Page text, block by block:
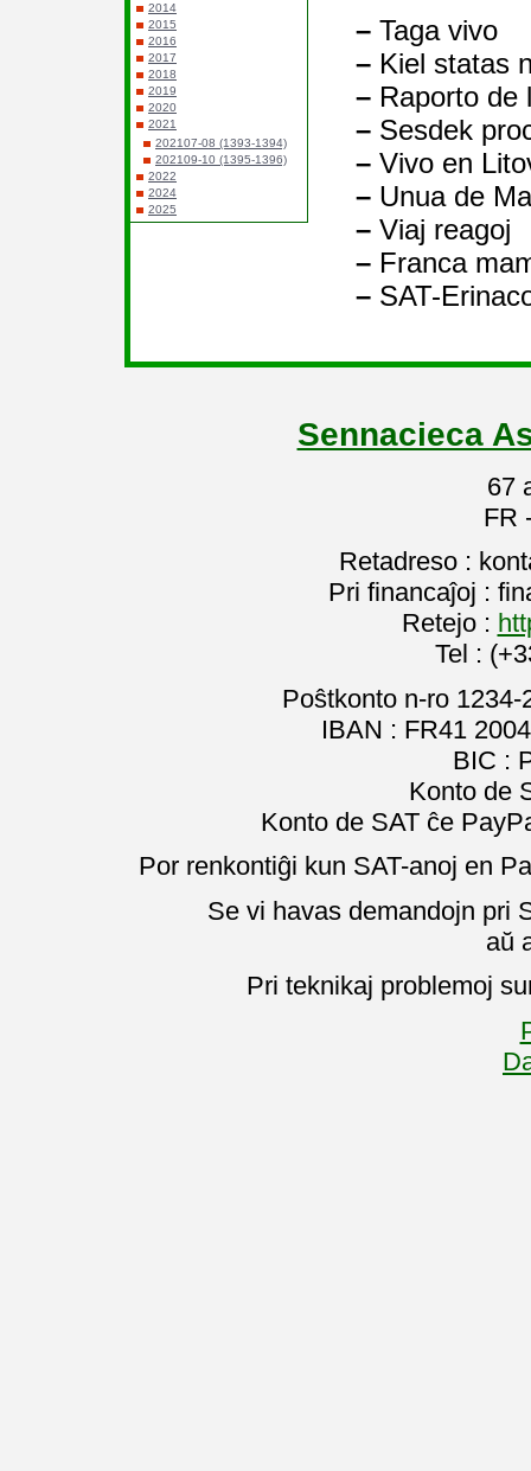
2014
2015
2016
2017
2018
2019
2020
2021
202107-08 (1393-1394)
202109-10 (1395-1396)
2022
2024
2025
– Taga vivo
– Kiel statas
– Raporto de
– Sesdek
– Vivo en
– Unua de
– Viaj reagoj
– Franca
– SAT-
Sennacieca
67
FR
Retadreso :
Pri financaĵoj :
Retejo :
Tel :
Poŝtkonto n-ro
IBAN : FR41
BIC :
Konto de
Konto de SAT ĉe
Por renkontiĝi kun SAT-anoj en
Se vi havas demandojn pri
aŭ
Pri teknikaj problemoj